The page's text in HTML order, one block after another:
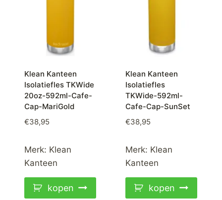
Klean Kanteen
Isolatiefles TKWide
20oz-592ml-Cafe-
Cap-MariGold
€38,95
Merk: Klean
Kanteen
kopen
Klean Kanteen
Isolatiefles
TKWide-592ml-
Cafe-Cap-SunSet
€38,95
Merk: Klean
Kanteen
kopen